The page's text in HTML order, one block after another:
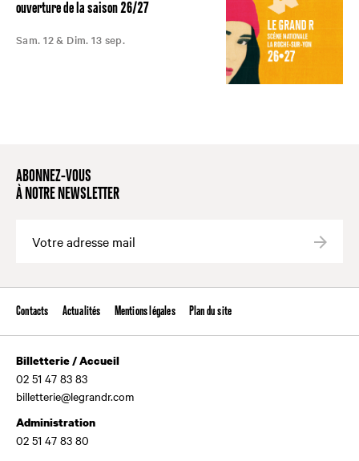
ouverture de la saison 26/27
Sam. 12 & Dim. 13 sep.
ABONNEZ-VOUS
À NOTRE NEWSLETTER
Contacts Actualités Mentions légales Plan du site
Billetterie / Accueil
02 51 47 83 83
billetterie@legrandr.com
Administration
02 51 47 83 80